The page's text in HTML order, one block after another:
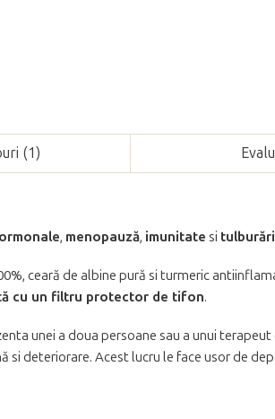
(1)
, menopauză, imunitate si tulburări
ceară de albine pură si turmeric
cu un filtru protector de tifon.
unei a doua persoane sau a unui
si deteriorare. Acest lucru le face usor de